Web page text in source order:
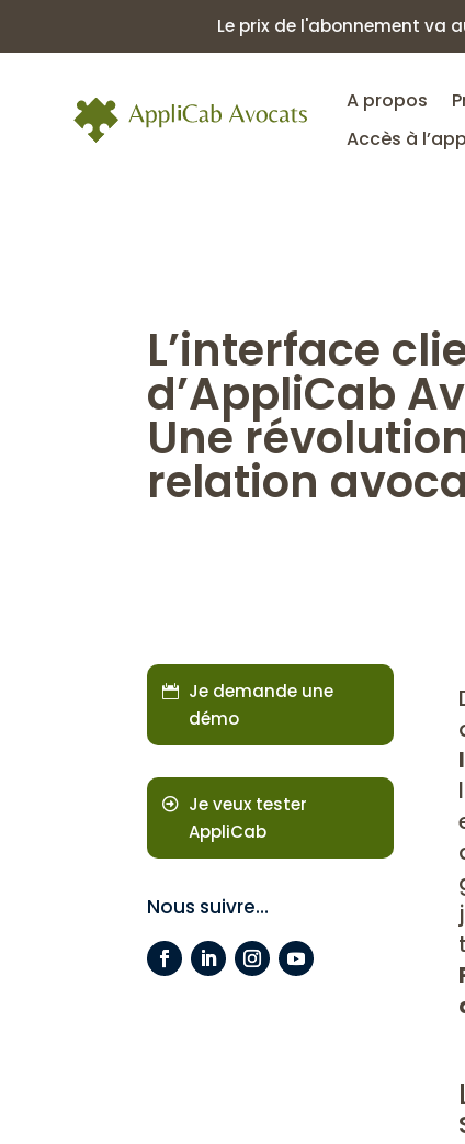
Le prix de l'abonnement va
A propos
Accès à
L’interface
d’AppliCab
Une
relation
Je demande une
démo
Je veux tester
AppliCab
Nous suivre…
Panneau de gestion des cookies